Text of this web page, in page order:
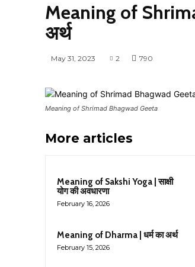
Meaning of
अर्थ
May 31, 2023 2 790
Meaning of Shrimad Bhagwad Geeta
More articles
Meaning of Sakshi Yoga | साक्षी
योग की अवधारणा
February 16, 2026
Meaning of Dharma | धर्म का अर्थ
February 15, 2026